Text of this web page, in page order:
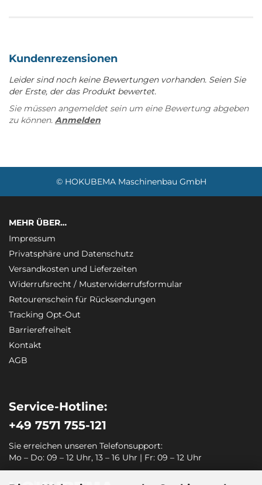
Kundenrezensionen
Leider sind noch keine Bewertungen vorhanden. Seien Sie
der Erste, der das Produkt bewertet.
Sie müssen angemeldet sein um eine Bewertung abgeben
zu können. Anmelden
© HOKUBEMA Maschinenbau GmbH
MEHR ÜBER…
Impressum
Privatsphäre und Datenschutz
Versandkosten und Lieferzeiten
Widerrufsrecht / Musterwiderrufsformular
Retourenschein für Rücksendungen
Tracking Opt-Out
Barrierefreiheit
Kontakt
AGB
Service-Hotline:
+49 7571 755-121
Sie erreichen unseren Telefonsupport:
Mo – Do: 09 – 12 Uhr, 13 – 16 Uhr | Fr: 09 – 12 Uhr